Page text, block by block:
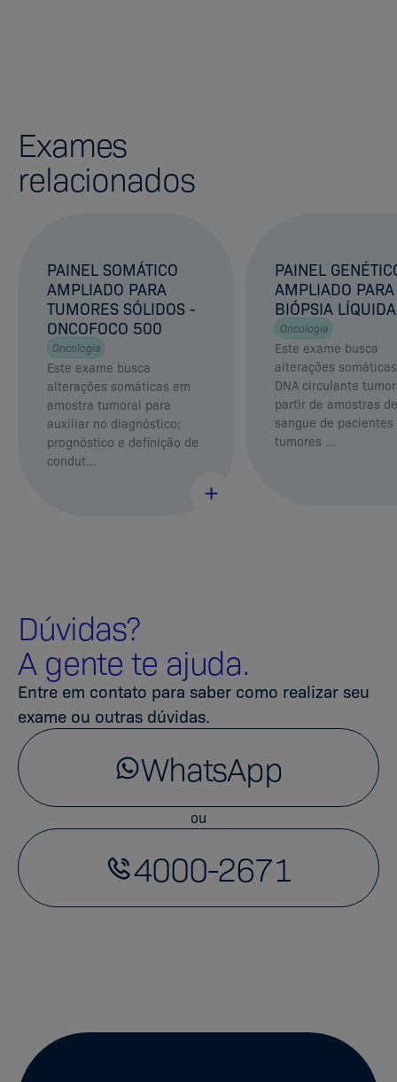
Exames
relacionados
PAINEL SOMÁTICO
AMPLIADO PARA
TUMORES SÓLIDOS -
ONCOFOCO 500
Oncologia
Este exame busca
alterações somáticas em
amostra tumoral para
auxiliar no diagnóstico;
prognóstico e definição de
condut...
PAINEL
AMPLIADO PARA
BIÓPSIA LÍQUIDA
Oncologia
Este exame busca
alterações
DNA circulante
partir de amostras de
sangue de pacientes
tumores ...
Dúvidas?
A gente te ajuda.
Entre em contato para saber como realizar seu
exame ou outras dúvidas.
WhatsApp
ou
4000-2671